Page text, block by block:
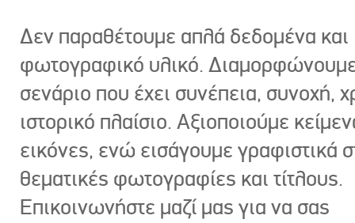
Δεν παραθέτουμε απλά δεδομένα και
φωτογραφικό υλικό.
σενάριο που έχει συνέπεια, συνοχή,
ιστορικό πλαίσιο. Αξιοποιούμε
εικόνες, ενώ εισάγουμε γραφιστικά
θεματικές φωτογραφίες και τίτλους.
Επικοινωνήστε μαζί μας για να σας